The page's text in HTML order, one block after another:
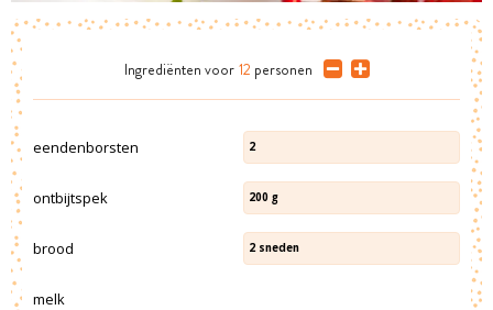
Ingrediënten voor 12 personen
eendenborsten 2
ontbijtspek 200 g
brood 2 sneden
melk